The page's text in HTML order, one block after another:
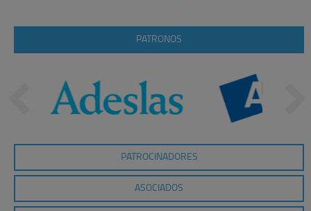
PATRONOS
PATROCINADORES
ASOCIADOS